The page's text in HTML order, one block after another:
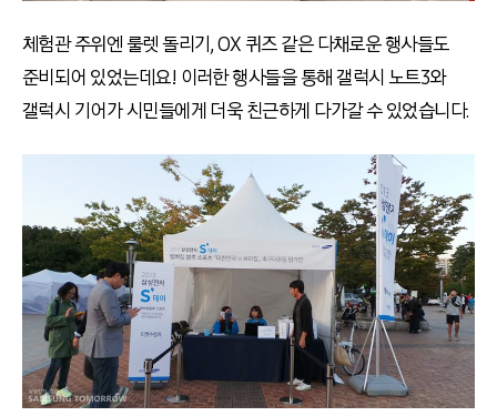
체험관 주위엔 룰렛 돌리기, OX 퀴즈 같은 다채로운 행사들도
준비되어 있었는데요! 이러한 행사들을 통해 갤럭시 노트3와
갤럭시 기어가 시민들에게 더욱 친근하게 다가갈 수 있었습니다.